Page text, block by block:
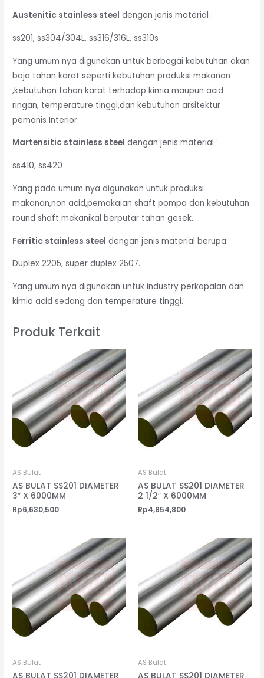
Austenitic stainless steel dengan jenis material :
ss201, ss304/304L, ss316/316L, ss310s
Yang umum nya digunakan untuk berbagai kebutuhan akan
baja tahan karat seperti kebutuhan produksi makanan
,kebutuhan tahan karat terhadap kimia maupun acid
ringan, temperature tinggi,dan kebutuhan arsitektur
pemanis Interior.
Martensitic stainless steel dengan jenis material :
ss410, ss420
Yang pada umum nya digunakan untuk produksi
makanan,non acid,pemakaian shaft pompa dan kebutuhan
round shaft mekanikal berputar tahan gesek.
Ferritic stainless steel dengan jenis material berupa:
Duplex 2205, super duplex 2507.
Yang umum nya digunakan untuk industry perkapalan dan
kimia acid sedang dan temperature tinggi.
Produk Terkait
AS Bulat
AS BULAT SS201 DIAMETER
3″ X 6000MM
Rp6,630,500
AS Bulat
AS BULAT SS201 DIAMETER
2 1/2″ X 6000MM
Rp4,854,800
AS Bulat AS Bulat